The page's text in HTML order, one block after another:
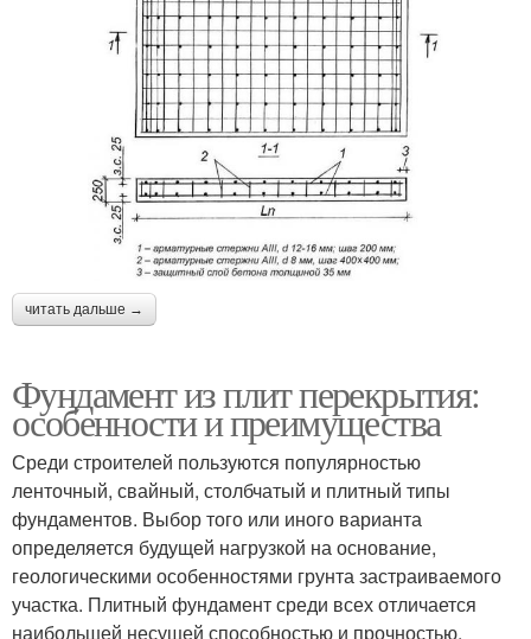
читать дальше →
Фундамент из плит перекрытия:
особенности и преимущества
Среди строителей пользуются популярностью
ленточный, свайный, столбчатый и плитный типы
фундаментов. Выбор того или иного варианта
определяется будущей нагрузкой на основание,
геологическими особенностями грунта застраиваемого
участка. Плитный фундамент среди всех отличается
наибольшей несущей способностью и прочностью.